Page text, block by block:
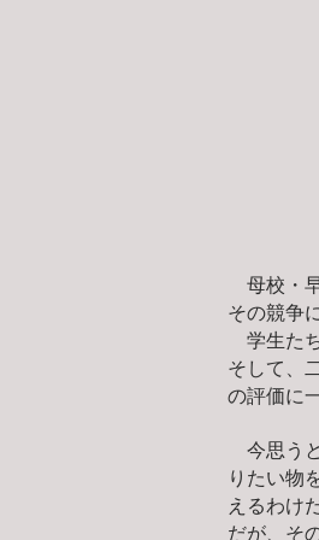
母校・
その競争
学生た
そして、
の評価に
今思う
りたい物
えるわけ
だが、そ